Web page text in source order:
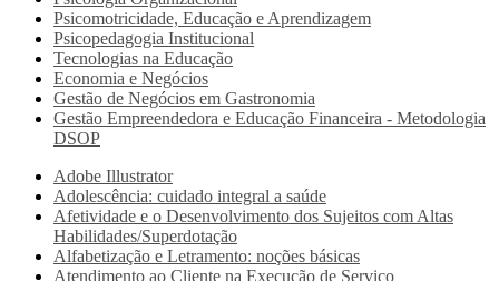
Psicomotricidade, Educação e Aprendizagem
Psicopedagogia Institucional
Tecnologias na Educação
Economia e Negócios
Gestão de Negócios em Gastronomia
Gestão Empreendedora e Educação Financeira - Metodologia
DSOP
Adobe Illustrator
Adolescência: cuidado integral a saúde
Afetividade e o Desenvolvimento dos Sujeitos com Altas
Habilidades/Superdotação
Alfabetização e Letramento: noções básicas
Atendimento ao Cliente na Execução de Serviço